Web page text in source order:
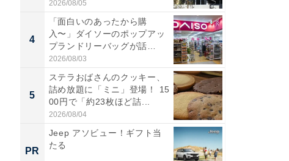
2026/08/05
4
「面白いのあったから購
入〜」ダイソーのポップアッ
プランドリーバッグが話
題。“さま...
2026/08/03
5
ステラおばさんのクッキー、
詰め放題に「ミニ」登場！ 15
00円で「約23枚ほど詰...
2026/08/04
PR
Jeep アソビュー！ギフト当
たる